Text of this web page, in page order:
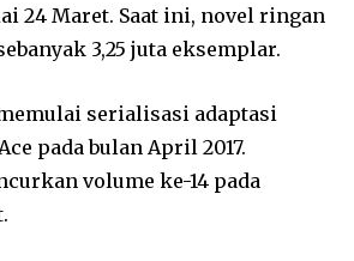
24 Maret. Saat ini, novel ringan
3,25 juta eksemplar.
serialisasi adaptasi
pada bulan April 2017.
volume ke-14 pada